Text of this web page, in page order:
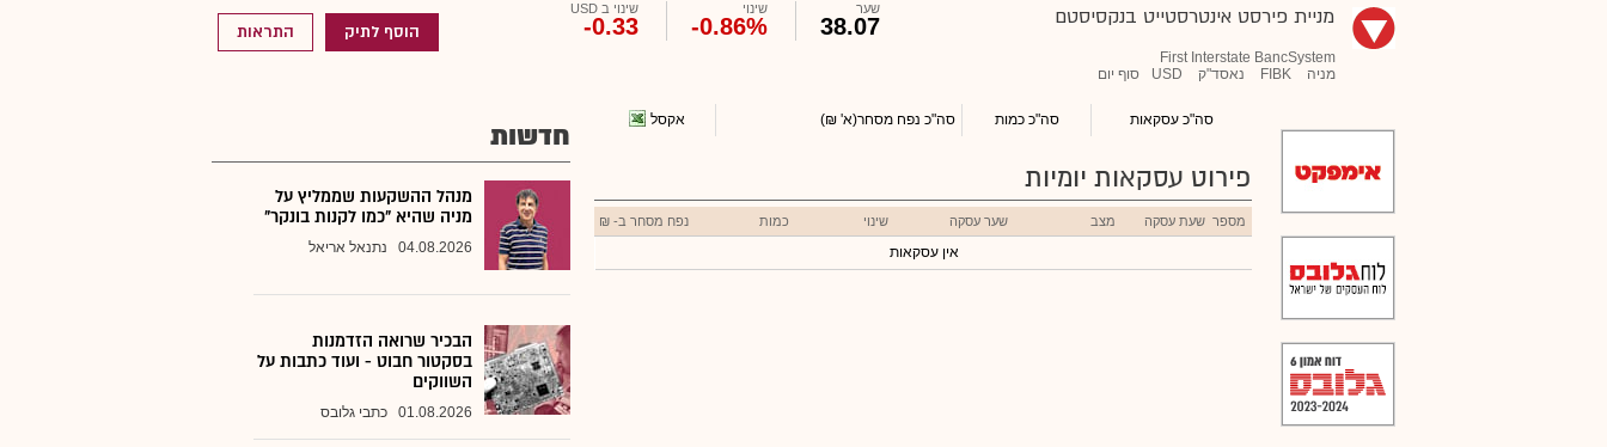
מניית פירסט אינטרסטייט בנקסיסטם
First Interstate BancSystem
מניה
FIBK נאסד"ק USD סוף יום
שער
38.07
שינוי
-0.86%
שינוי ב USD
-0.33 הוסף לתיק התראות
סה"כ עסקאות סה"כ כמות סה"כ נפח מסחר(א' ₪) אקסל
פירוט עסקאות יומיות
מספר שעת עסקה מצב שער עסקה שינוי כמות נפח מסחר ב- ₪
אין עסקאות
חדשות
מנהל ההשקעות שממליץ על
מניה שהיא "כמו לקנות בונקר"
04.08.2026 נתנאל אריאל
הבכיר שרואה הזדמנות
בסקטור חבוט - ועוד כתבות על
השווקים
01.08.2026 כתבי גלובס